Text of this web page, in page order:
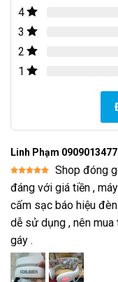
4
3
2
1
Linh Phạm 0909013477
hạng5 5
Shop đóng
đáng với giá tiền ,
cấm sạc báo hiệu
dễ sử dụng , nên
gáy .